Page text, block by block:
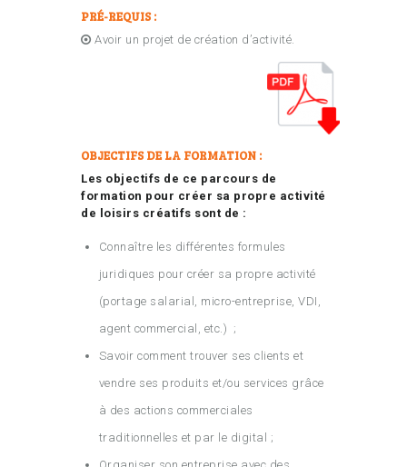
PRÉ-REQUIS :
Avoir un projet de création d’activité.
OBJECTIFS DE LA FORMATION :
Les objectifs de ce parcours de
formation pour créer sa propre activité
de loisirs créatifs sont de :
Connaître les différentes formules
juridiques pour créer sa propre activité
(portage salarial, micro-entreprise, VDI,
agent commercial, etc.) ;
Savoir comment trouver ses clients et
vendre ses produits et/ou services grâce
à des actions commerciales
traditionnelles et par le digital ;